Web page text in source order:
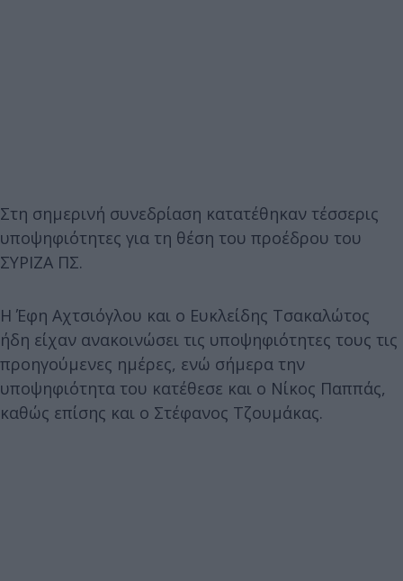
Στη σημερινή συνεδρίαση κατατέθηκαν τέσσερις
υποψηφιότητες για τη θέση του προέδρου του
ΣΥΡΙΖΑ ΠΣ.
Η Έφη Αχτσιόγλου και ο Ευκλείδης Τσακαλώτος
ήδη είχαν ανακοινώσει τις υποψηφιότητες τους τις
προηγούμενες ημέρες, ενώ σήμερα την
υποψηφιότητα του κατέθεσε και ο Νίκος Παππάς,
καθώς επίσης και ο Στέφανος Τζουμάκας.